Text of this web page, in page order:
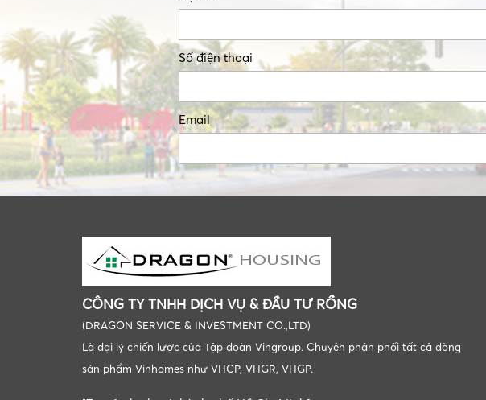
Số điện thoại
Email
CÔNG TY TNHH DỊCH VỤ & ĐẦU TƯ RỒNG
(DRAGON SERVICE & INVESTMENT CO.,LTD)
Là đại lý chiến lược của Tập đoàn Vingroup. Chuyên phân phối tất cả dòng
sản phẩm Vinhomes như VHCP, VHGR, VHGP.